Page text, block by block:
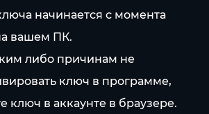
начинается с момента
вашем ПК.
либо причинам не
ключ в программе,
ключ в аккаунте в браузере.